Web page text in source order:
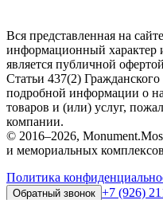
Вся представленная на
информационный характер
является публичной
Статьи 437(2)
подробной информации о
товаров и (или) услуг,
компании.
© 2016–2026,
и мемориальных комплексов
Политика
Обратный звонок +7 (926)